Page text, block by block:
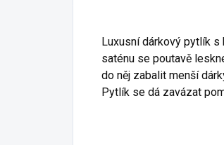
Luxusní dárkový pytlík
saténu se poutavě
do něj zabalit menší
Pytlík se dá zavázat